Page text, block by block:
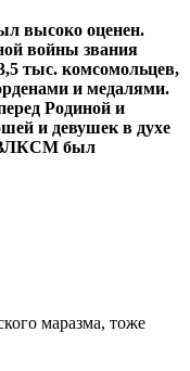
высоко оценен.
войны звания
тыс. комсомольцев,
и медалями.
Родиной и
и девушек в духе
ВЛКСМ был
маразма, тоже